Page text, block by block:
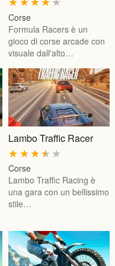
Corse
Formula Racers è un
gioco di corse arcade con
visuale dall'alto…
Lambo Traffic Racer
★
★
★
★
★
Corse
Lambo Traffic Racing è
una gara con un bellissimo
stile…